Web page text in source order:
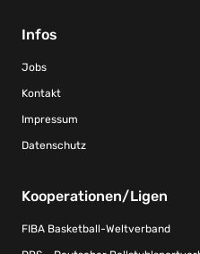
Infos
Jobs
Kontakt
Impressum
Datenschutz
Kooperationen/Ligen
FIBA Basketball-Weltverband